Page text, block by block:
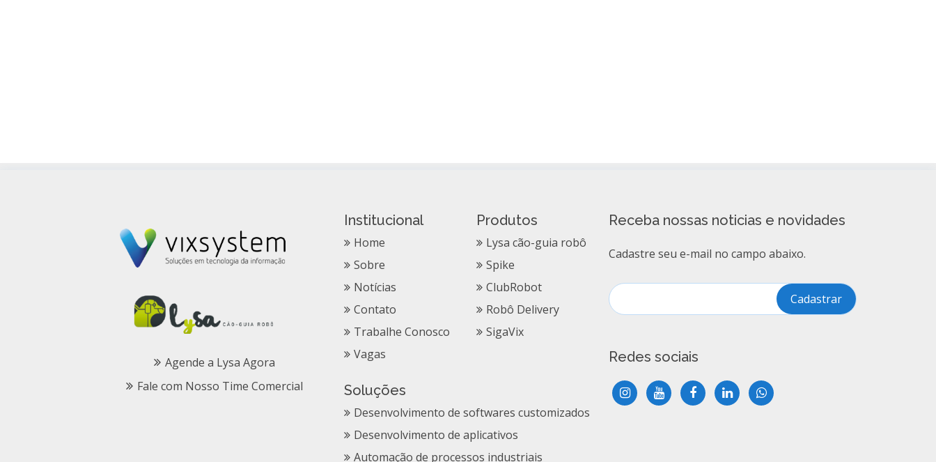
Agende a Lysa Agora
Fale com Nosso Time Comercial
Institucional
Home
Sobre
Notícias
Contato
Trabalhe Conosco
Vagas
Produtos
Lysa cão-guia robô
Spike
ClubRobot
Robô Delivery
SigaVix
Soluções
Desenvolvimento de softwares customizados
Desenvolvimento de aplicativos
Automação de processos industriais
Receba nossas noticias e novidades
Cadastre seu e-mail no campo abaixo.
Redes sociais